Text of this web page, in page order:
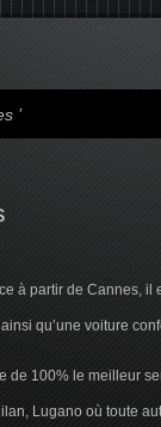
’
à partir de Cannes, il
qu’une voiture
100% le meilleur
Lugano où toute